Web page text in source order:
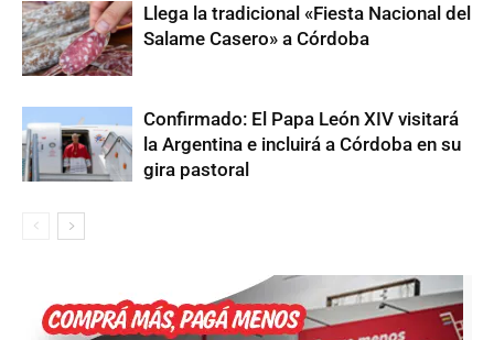
Llega la tradicional «Fiesta Nacional del
Salame Casero» a Córdoba
Confirmado: El Papa León XIV visitará
la Argentina e incluirá a Córdoba en su
gira pastoral